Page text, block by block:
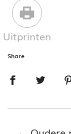
Uitprinten
Share